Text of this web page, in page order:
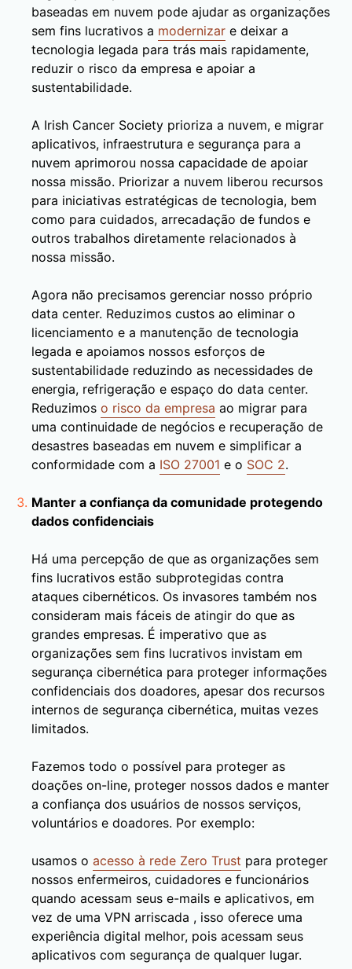
baseadas em nuvem pode ajudar as organizações
sem fins lucrativos a modernizar e deixar a
tecnologia legada para trás mais rapidamente,
reduzir o risco da empresa e apoiar a
sustentabilidade.
A Irish Cancer Society prioriza a nuvem, e migrar
aplicativos, infraestrutura e segurança para a
nuvem aprimorou nossa capacidade de apoiar
nossa missão. Priorizar a nuvem liberou recursos
para iniciativas estratégicas de tecnologia, bem
como para cuidados, arrecadação de fundos e
outros trabalhos diretamente relacionados à
nossa missão.
Agora não precisamos gerenciar nosso próprio
data center. Reduzimos custos ao eliminar o
licenciamento e a manutenção de tecnologia
legada e apoiamos nossos esforços de
sustentabilidade reduzindo as necessidades de
energia, refrigeração e espaço do data center.
Reduzimos o risco da empresa ao migrar para
uma continuidade de negócios e recuperação de
desastres baseadas em nuvem e simplificar a
conformidade com a ISO 27001 e o SOC 2.
Manter a confiança da comunidade protegendo
dados confidenciais
Há uma percepção de que as organizações sem
fins lucrativos estão subprotegidas contra
ataques cibernéticos. Os invasores também nos
consideram mais fáceis de atingir do que as
grandes empresas. É imperativo que as
organizações sem fins lucrativos invistam em
segurança cibernética para proteger informações
confidenciais dos doadores, apesar dos recursos
internos de segurança cibernética, muitas vezes
limitados.
Fazemos todo o possível para proteger as
doações on-line, proteger nossos dados e manter
a confiança dos usuários de nossos serviços,
voluntários e doadores. Por exemplo:
usamos o acesso à rede Zero Trust para proteger
nossos enfermeiros, cuidadores e funcionários
quando acessam seus e-mails e aplicativos, em
vez de uma VPN arriscada , isso oferece uma
experiência digital melhor, pois acessam seus
aplicativos com segurança de qualquer lugar.